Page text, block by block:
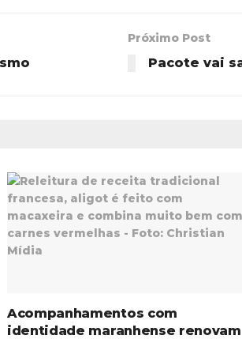
Próximo Post
Pacote vai
Acompanhamentos com
identidade maranhense renovam